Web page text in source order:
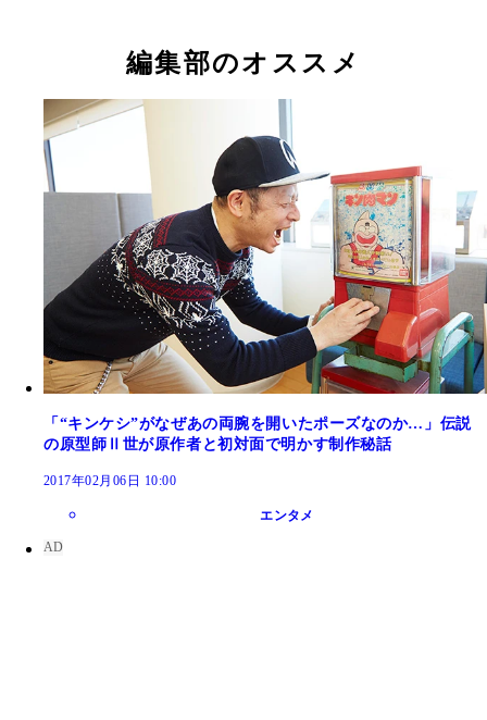
編集部のオススメ
「“キンケシ”がなぜあの両腕を開いたポーズなのか…」伝説
の原型師Ⅱ世が原作者と初対面で明かす制作秘話
2017年02月06日 10:00
エンタメ